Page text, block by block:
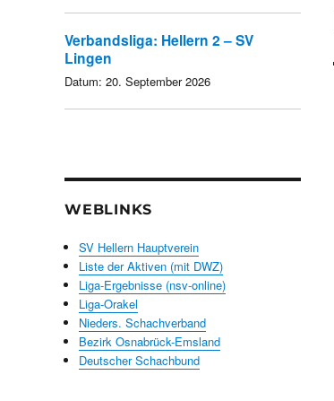
Verbandsliga: Hellern 2 – SV
Lingen
Datum: 20. September 2026
WEBLINKS
SV Hellern Hauptverein
Liste der Aktiven (mit DWZ)
Liga-Ergebnisse (nsv-online)
Liga-Orakel
Nieders. Schachverband
Bezirk Osnabrück-Emsland
Deutscher Schachbund